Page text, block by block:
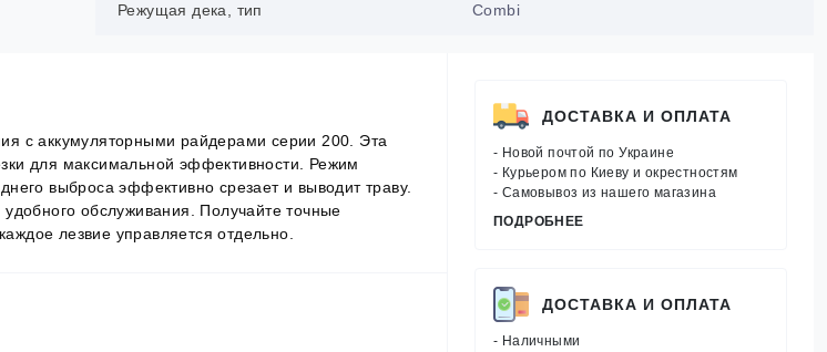
Режущая дека, тип Combi
с аккумуляторными райдерами серии 200. Эта
для максимальной эффективности. Режим
выброса эффективно срезает и выводит траву.
обслуживания. Получайте точные
каждое лезвие управляется отдельно.
ДОСТАВКА И ОПЛАТА
- Новой почтой по Украине
- Курьером по Киеву и окрестностям
- Самовывоз из нашего магазина
ПОДРОБНЕЕ
ДОСТАВКА И ОПЛАТА
- Наличными